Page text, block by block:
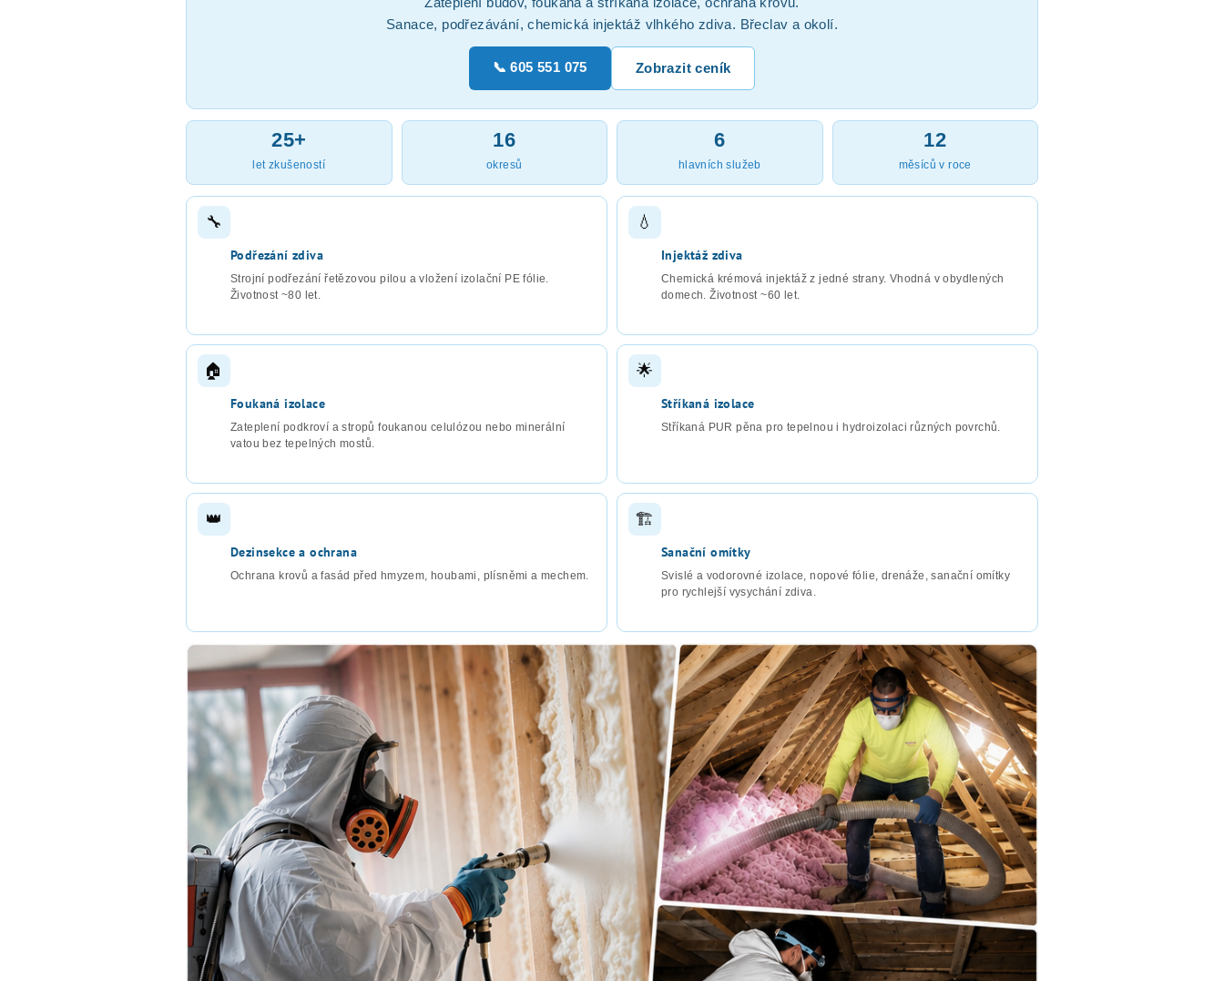
Sanace, podřezávání, chemická injektáž vlhkého zdiva. Břeclav a okolí.
📞 605 551 075 Zobrazit ceník
25+
let zkušeností
16
okresů
6
hlavních služeb
12
měsíců v roce
🔧
Podřezání zdiva
Strojní podřezání řetězovou pilou a vložení izolační PE fólie.
Životnost ~80 let.
💧
Injektáž zdiva
Chemická krémová injektáž z jedné strany. Vhodná v obydlených
domech. Životnost ~60 let.
🏠
Foukaná izolace
Zateplení podkroví a stropů foukanou celulózou nebo minerální
vatou bez tepelných mostů.
🌟
Stříkaná izolace
Stříkaná PUR pěna pro tepelnou i hydroizolaci různých povrchů.
👑
Dezinsekce a ochrana
Ochrana krovů a fasád před hmyzem, houbami, plísněmi a mechem.
🏗
Sanační omítky
Svislé a vodorovné izolace, nopové fólie, drenáže, sanační omítky
pro rychlejší vysychání zdiva.